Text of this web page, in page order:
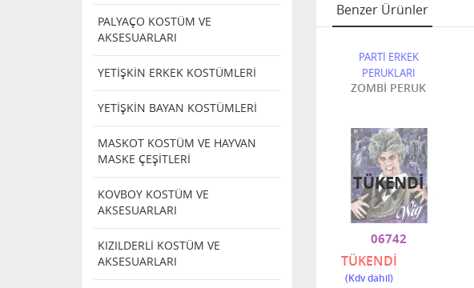
PALYAÇO KOSTÜM VE
AKSESUARLARI
YETİŞKİN ERKEK KOSTÜMLERİ
YETİŞKİN BAYAN KOSTÜMLERİ
MASKOT KOSTÜM VE HAYVAN
MASKE ÇEŞİTLERİ
KOVBOY KOSTÜM VE
AKSESUARLARI
KIZILDERLİ KOSTÜM VE
AKSESUARLARI
Benzer Ürünler
PARTİ ERKEK
PERUKLARI
JUNGLE SİYAH
ERKEK PERUK
6231 H
1.800,00
PARTİ ERKEK
PERUKLARI
KIVIRCIK PERUK
VE BIYIK GÖZLÜK
TÜKENDI
PARTİ ERKEK
PERUKLARI
ZOMBİ PERUK
06742
TÜKENDİ
TÜKENDI